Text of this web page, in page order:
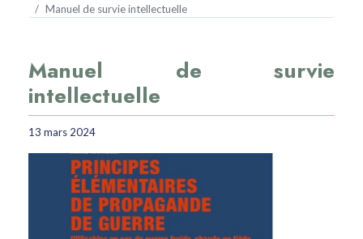
Manuel de survie intellectuelle
Manuel de survie
intellectuelle
13 mars 2024